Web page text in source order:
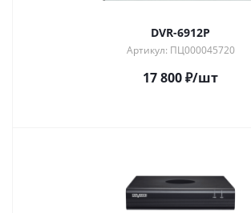
DVR-6912P
Артикул: ПЦ000045720
17 800₽/шт